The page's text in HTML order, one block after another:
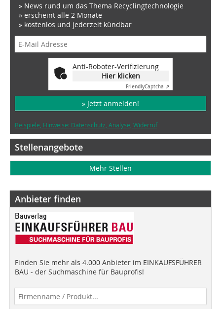
» News rund um das Thema Recyclingtechnologie
» erscheint alle 2 Monate
» kostenlos und jederzeit kündbar
Anti-Roboter-Verifizierung
Hier klicken
FriendlyCaptcha ⇗
» Jetzt anmelden!
Beispiele, Hinweise: Datenschutz, Analyse, Widerruf
Stellenangebote
Mehr Stellen
Anbieter finden
Finden Sie mehr als 4.000 Anbieter im EINKAUFSFÜHRER
BAU - der Suchmaschine für Bauprofis!